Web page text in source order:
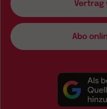
Vertrag
Abo